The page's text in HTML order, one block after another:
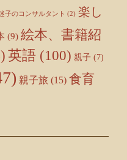
子のコンサルタント (2) 楽し
(9) 絵本、書籍紹
英語 (100) 親子 (7)
親子旅 (15) 食育